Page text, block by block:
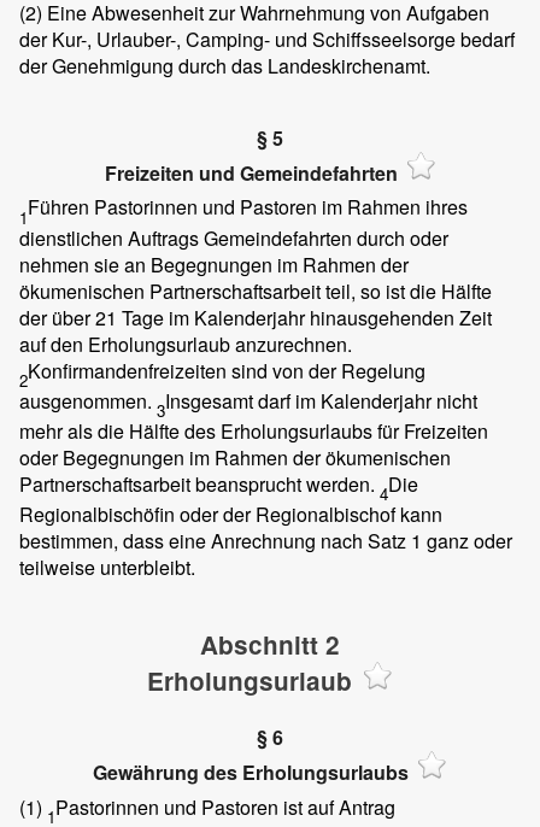
(2) Eine Abwesenheit zur Wahrnehmung von Aufgaben
der Kur-, Urlauber-, Camping- und Schiffsseelsorge bedarf
der Genehmigung durch das Landeskirchenamt.
§ 5
Freizeiten und Gemeindefahrten
1Führen Pastorinnen und Pastoren im Rahmen ihres
dienstlichen Auftrags Gemeindefahrten durch oder
nehmen sie an Begegnungen im Rahmen der
ökumenischen Partnerschaftsarbeit teil, so ist die Hälfte
der über 21 Tage im Kalenderjahr hinausgehenden Zeit
auf den Erholungsurlaub anzurechnen.
2Konfirmandenfreizeiten sind von der Regelung
ausgenommen. 3Insgesamt darf im Kalenderjahr nicht
mehr als die Hälfte des Erholungsurlaubs für Freizeiten
oder Begegnungen im Rahmen der ökumenischen
Partnerschaftsarbeit beansprucht werden. 4Die
Regionalbischöfin oder der Regionalbischof kann
bestimmen, dass eine Anrechnung nach Satz 1 ganz oder
teilweise unterbleibt.
Abschnitt 2
Erholungsurlaub
§ 6
Gewährung des Erholungsurlaubs
(1) 1Pastorinnen und Pastoren ist auf Antrag